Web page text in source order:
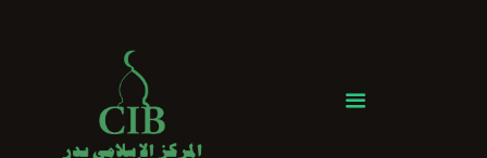
Centre Islamique Badr
Accueil